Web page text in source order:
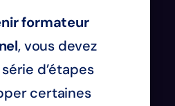
formateur
, vous devez
d’étapes
certaines